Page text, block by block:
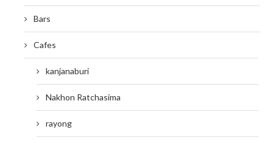
Bars
Cafes
kanjanaburi
Nakhon Ratchasima
rayong